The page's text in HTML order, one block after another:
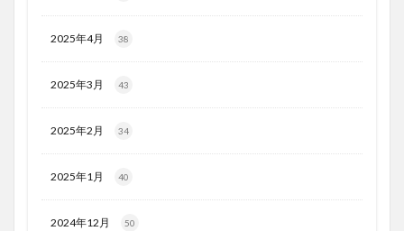
2025年4月 38
2025年3月 43
2025年2月 34
2025年1月 40
2024年12月 50